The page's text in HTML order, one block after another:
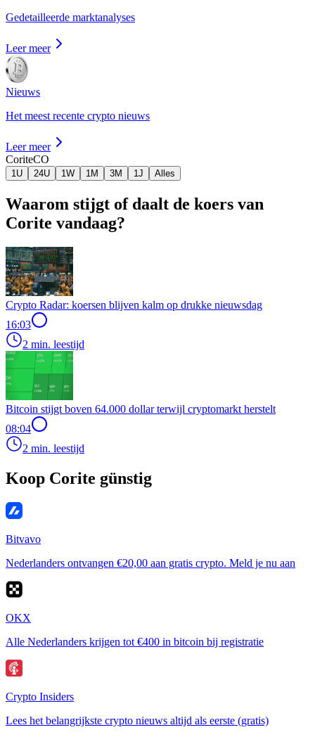
Gedetailleerde marktanalyses
Leer meer
Nieuws
Het meest recente crypto nieuws
Leer meer
CoriteCO
1U 24U 1W 1M 3M 1J Alles
Waarom stijgt of daalt de koers van
Corite vandaag?
Crypto Radar: koersen blijven kalm op drukke nieuwsdag
16:03
2 min. leestijd
Bitcoin stijgt boven 64.000 dollar terwijl cryptomarkt herstelt
08:04
2 min. leestijd
Koop Corite günstig
Bitvavo
Nederlanders ontvangen €20,00 aan gratis crypto. Meld je nu aan
OKX
Alle Nederlanders krijgen tot €400 in bitcoin bij registratie
Crypto Insiders
Lees het belangrijkste crypto nieuws altijd als eerste (gratis)